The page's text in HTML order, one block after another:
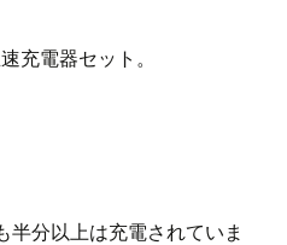
充電器セット。
半分以上は充電されていま